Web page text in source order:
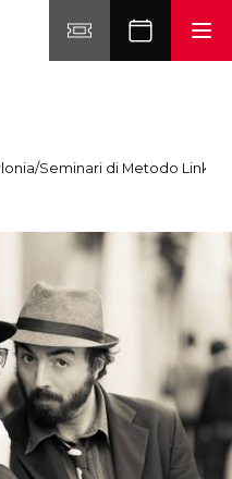
/Seminari di Metodo